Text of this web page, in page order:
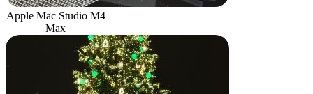
Apple Mac Studio M4
Max